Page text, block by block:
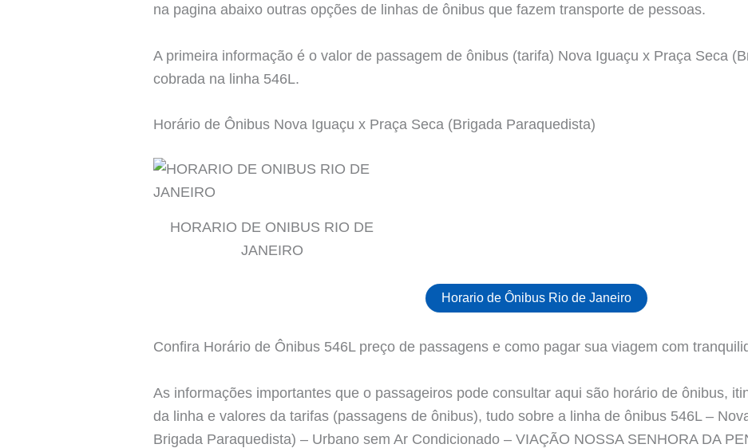
na pagina abaixo outras opções de linhas de ônibus que fazem transporte de pessoas.
A primeira informação é o valor de passagem de ônibus (tarifa) Nova Iguaçu x Praça Seca
cobrada na linha 546L.
Horário de Ônibus Nova Iguaçu x Praça Seca (Brigada Paraquedista)
HORARIO DE ONIBUS RIO DE
JANEIRO
Horario de Ônibus Rio de Janeiro
Confira Horário de Ônibus 546L preço de passagens e como pagar sua viagem com
As informações importantes que o passageiros pode consultar aqui são horário de ônibus,
da linha e valores da tarifas (passagens de ônibus), tudo sobre a linha de ônibus 546L –
Brigada Paraquedista) – Urbano sem Ar Condicionado – VIAÇÃO NOSSA SENHORA DA